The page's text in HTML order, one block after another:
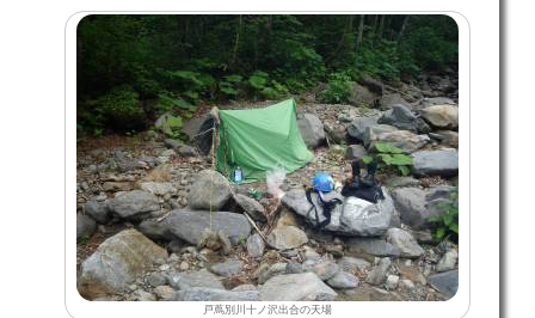
戸蔦別川十ノ沢出合の天場